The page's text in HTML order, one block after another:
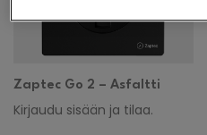
Zaptec Go 2 – Asfaltti
Kirjaudu sisään ja tilaa.